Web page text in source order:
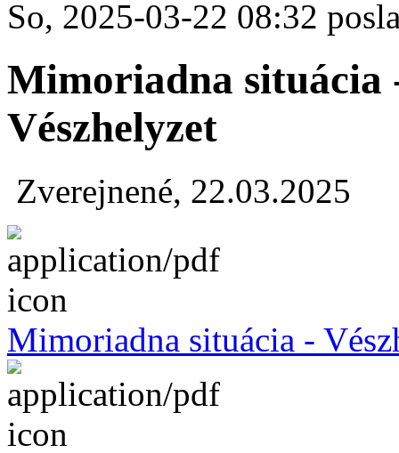
So, 2025-03-22 08:32
Mimoriadna situácia
Vészhelyzet
Zverejnené, 22.03.2025
Mimoriadna situácia -